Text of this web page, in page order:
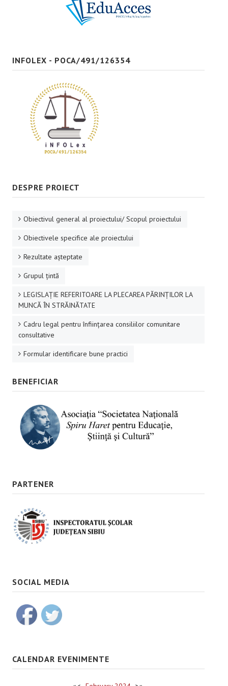
INFOLEX - POCA/491/126354
DESPRE PROIECT
Obiectivul general al proiectului/ Scopul proiectului
Obiectivele specifice ale proiectului
Rezultate aşteptate
Grupul ţintă
LEGISLAȚIE REFERITOARE LA PLECAREA PĂRINȚILOR LA
MUNCĂ ÎN STRĂINĂTATE
Cadru legal pentru înființarea consiliilor comunitare
consultative
Formular identificare bune practici
BENEFICIAR
PARTENER
SOCIAL MEDIA
CALENDAR EVENIMENTE